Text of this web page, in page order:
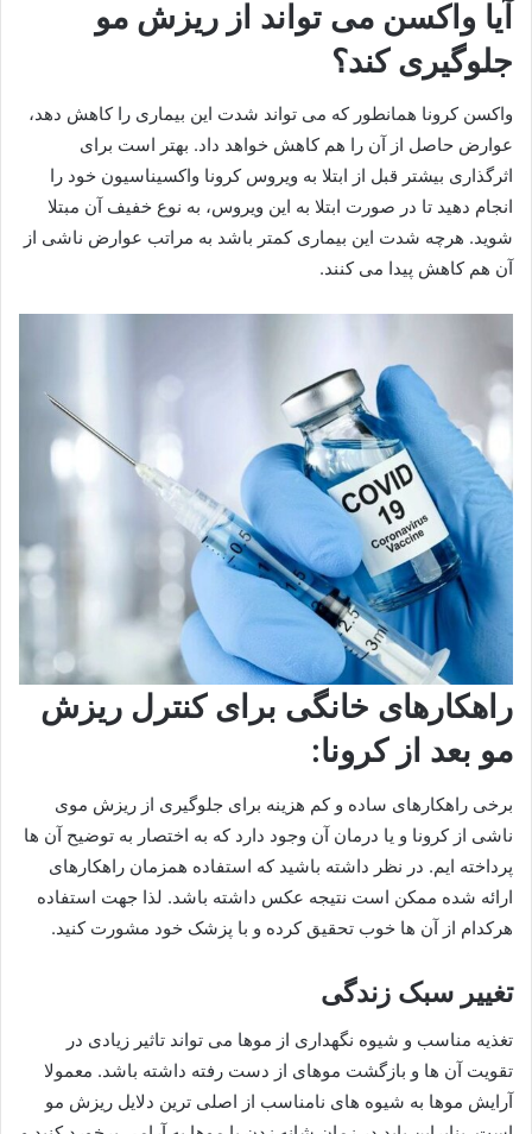
آیا واکسن می تواند از ریزش مو
جلوگیری کند؟
واکسن کرونا همانطور که می تواند شدت این بیماری را کاهش دهد،
عوارض حاصل از آن را هم کاهش خواهد داد. بهتر است برای
اثرگذاری بیشتر قبل از ابتلا به ویروس کرونا واکسیناسیون خود را
انجام دهید تا در صورت ابتلا به این ویروس، به نوع خفیف آن مبتلا
شوید. هرچه شدت این بیماری کمتر باشد به مراتب عوارض ناشی از
آن هم کاهش پیدا می کنند.
راهکارهای خانگی برای کنترل ریزش
مو بعد از کرونا:
برخی راهکارهای ساده و کم هزینه برای جلوگیری از ریزش موی
ناشی از کرونا و یا درمان آن وجود دارد که به اختصار به توضیح آن ها
پرداخته ایم. در نظر داشته باشید که استفاده همزمان راهکارهای
ارائه شده ممکن است نتیجه عکس داشته باشد. لذا جهت استفاده
هرکدام از آن ها خوب تحقیق کرده و با پزشک خود مشورت کنید.
تغییر سبک زندگی
تغذیه مناسب و شیوه نگهداری از موها می تواند تاثیر زیادی در
تقویت آن ها و بازگشت موهای از دست رفته داشته باشد. معمولا
آرایش موها به شیوه های نامناسب از اصلی ترین دلایل ریزش مو